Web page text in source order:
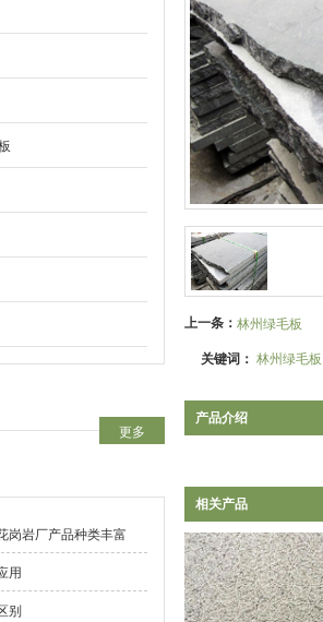
上一条： 林州绿毛板
关键词： 林州绿毛板
产品介绍
相关产品
更多
岗岩厂产品种类丰富
用
别